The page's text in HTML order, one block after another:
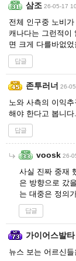
삼조 26-05-17
전체 인구중 노비
캐나다는 그런적이
면 크게 다를바없었
답글
존투러너 26-
노와 사측의 이익
해야 한다고 봅니다.
답글
voosk 26-
사실 진짜 중재
은 방향으로 갔
는 대중은 정의
답글
가이어스발타
뉴스 보는 어르신